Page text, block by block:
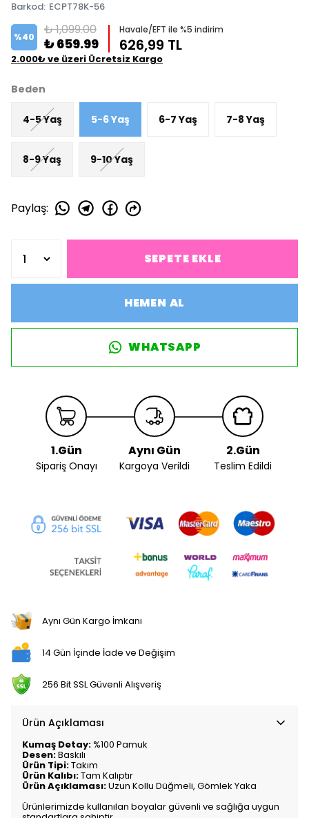
Barkod: ECPT78K-56
%40 ₺ 1,099.00
₺ 659.99
Havale/EFT ile %5 indirim
626,99 TL
2.000₺ ve üzeri Ücretsiz Kargo
Beden
4-5 Yaş 5-6 Yaş 6-7 Yaş 7-8 Yaş
8-9 Yaş 9-10 Yaş
Paylaş:
SEPETE EKLE
HEMEN AL
WHATSAPP
1.Gün
Sipariş Onayı
Aynı Gün
Kargoya Verildi
2.Gün
Teslim Edildi
Aynı Gün Kargo İmkanı
14 Gün İçinde İade ve Değişim
256 Bit SSL Güvenli Alışveriş
Ürün Açıklaması
Kumaş Detay:%100 Pamuk
Desen:Baskılı
Ürün Tipi:Takım
Ürün Kalıbı:Tam Kalıptır
Ürün Açıklaması:Uzun Kollu Düğmeli, Gömlek Yaka
Ürünlerimizde kullanılan boyalar güvenli ve sağlığa uygun